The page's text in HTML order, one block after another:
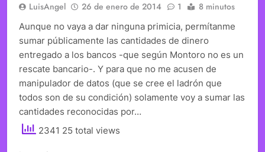
LuisAngel 26 de enero de 2014 1 8 minutos
Aunque no vaya a dar ninguna primicia, permítanme
sumar públicamente las cantidades de dinero
entregado a los bancos -que según Montoro no es un
rescate bancario-. Y para que no me acusen de
manipulador de datos (que se cree el ladrón que
todos son de su condición) solamente voy a sumar las
cantidades reconocidas por…
2341 25 total views